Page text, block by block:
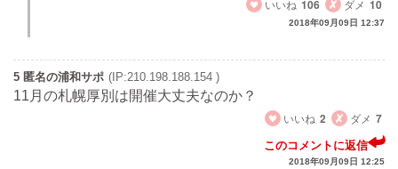
いいね 106 ダメ 10
2018年09月09日 12:37
5 匿名の浦和サポ (IP:210.198.188.154 )
11月の札幌厚別は開催大丈夫なのか？
いいね 2 ダメ 7
このコメントに返信
2018年09月09日 12:25